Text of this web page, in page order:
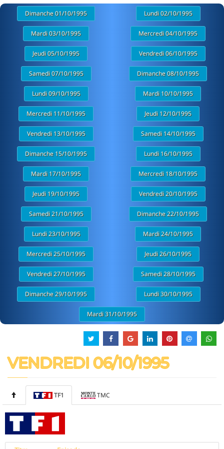
Dimanche 01/10/1995 Lundi 02/10/1995
Mardi 03/10/1995 Mercredi 04/10/1995
Jeudi 05/10/1995 Vendredi 06/10/1995
Samedi 07/10/1995 Dimanche 08/10/1995
Lundi 09/10/1995 Mardi 10/10/1995
Mercredi 11/10/1995 Jeudi 12/10/1995
Vendredi 13/10/1995 Samedi 14/10/1995
Dimanche 15/10/1995 Lundi 16/10/1995
Mardi 17/10/1995 Mercredi 18/10/1995
Jeudi 19/10/1995 Vendredi 20/10/1995
Samedi 21/10/1995 Dimanche 22/10/1995
Lundi 23/10/1995 Mardi 24/10/1995
Mercredi 25/10/1995 Jeudi 26/10/1995
Vendredi 27/10/1995 Samedi 28/10/1995
Dimanche 29/10/1995 Lundi 30/10/1995
Mardi 31/10/1995
VENDREDI 06/10/1995
TF1 TMC